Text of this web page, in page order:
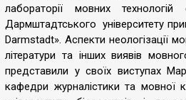
лабораторії мовних технологій
Дармштадтського університету
Darmstadt». Аспекти неологізації
літератури та інших виявів
представили у своїх виступах
кафедри журналістики та мовної